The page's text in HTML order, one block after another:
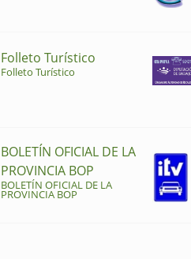
Folleto Turístico
Folleto Turístico
BOLETÍN OFICIAL DE LA
PROVINCIA BOP
BOLETÍN OFICIAL DE LA
PROVINCIA BOP